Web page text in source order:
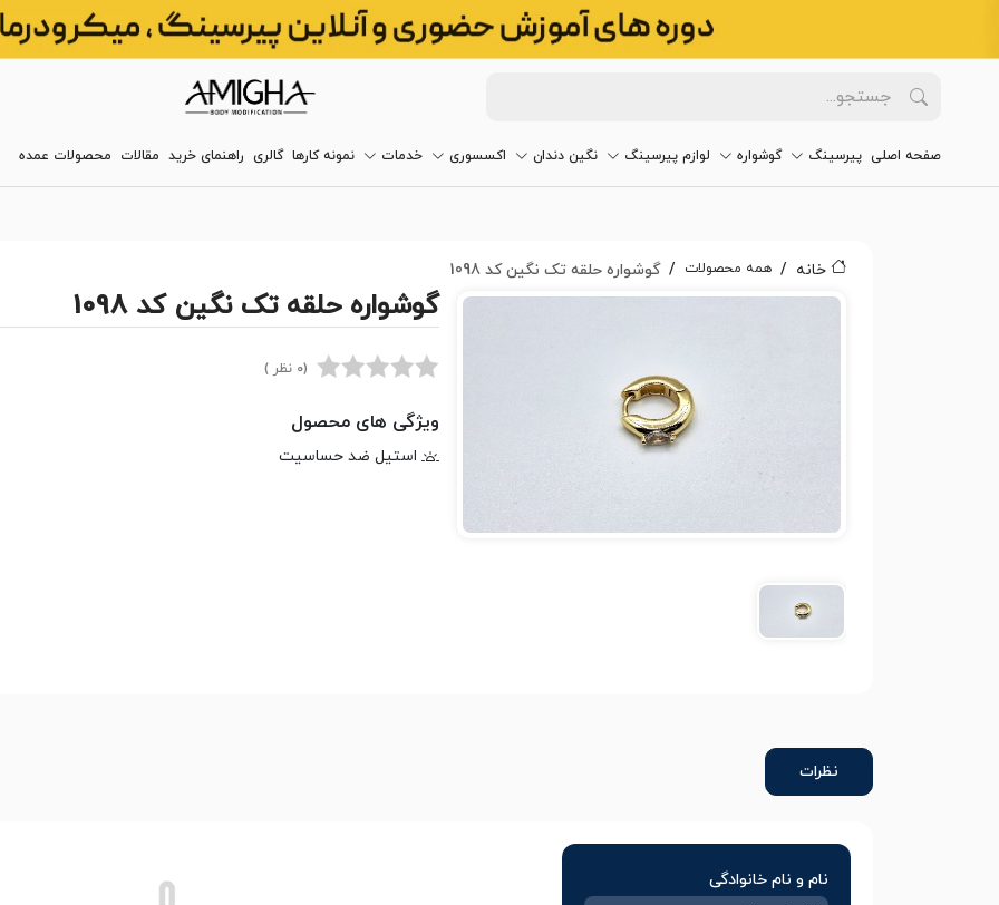
صفحه اصلی پیرسینگ گوشواره لوازم پیرسینگ نگین دندان اکسسوری خدمات نمونه کارها گالری راهنمای خرید مقالات محصولات عمده
خانه همه محصولات گوشواره حلقه تک نگین کد 1098
گوشواره حلقه تک نگین کد 1098
(0 نظر )
ویژگی های محصول
استیل ضد حساسیت
نظرات
نام و نام خانوادگی